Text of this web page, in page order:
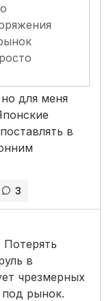
для меня
в
3
в
чрезмерных
под рынок.